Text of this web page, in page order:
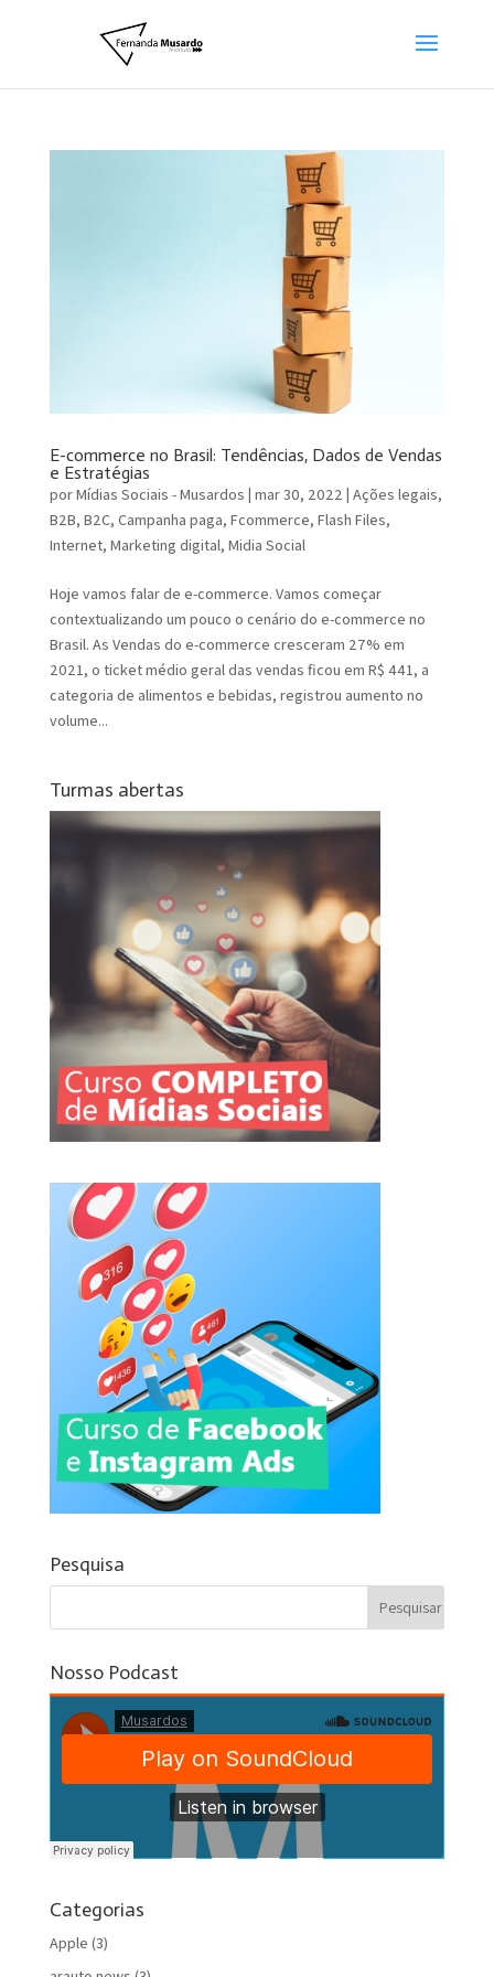
E-commerce no Brasil: Tendências, Dados de Vendas
e Estratégias
porMídias Sociais - Musardos | mar 30, 2022 | Ações legais,
B2B, B2C, Campanha paga, Fcommerce, Flash Files,
Internet, Marketing digital, Midia Social
Hoje vamos falar de e-commerce. Vamos começar
contextualizando um pouco o cenário do e-commerce no
Brasil. As Vendas do e-commerce cresceram 27% em
2021, o ticket médio geral das vendas ficou em R$ 441, a
categoria de alimentos e bebidas, registrou aumento no
volume...
Turmas abertas
Pesquisa
Nosso Podcast
Categorias
Apple (3)